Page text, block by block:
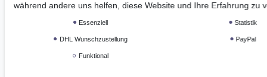
während andere uns helfen, diese Website und Ihre Erfahrung zu
Essenziell Statistik
DHL Wunschzustellung PayPal
Funktional